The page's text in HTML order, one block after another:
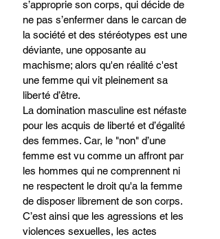
s’approprie son corps, qui décide de
ne pas s’enfermer dans le carcan de
la société et des stéréotypes est une
déviante, une opposante au
machisme; alors qu'en réalité c'est
une femme qui vit pleinement sa
liberté d’être.
La domination masculine est néfaste
pour les acquis de liberté et d’égalité
des femmes. Car, le "non" d’une
femme est vu comme un affront par
les hommes qui ne comprennent ni
ne respectent le droit qu'a la femme
de disposer librement de son corps.
C’est ainsi que les agressions et les
violences sexuelles, les actes